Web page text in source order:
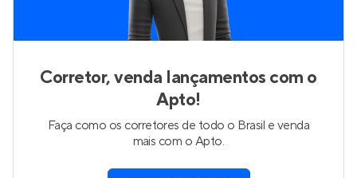
Corretor, venda lançamentos com o
Apto!
Faça como os corretores de todo o Brasil e venda
mais com o Apto.